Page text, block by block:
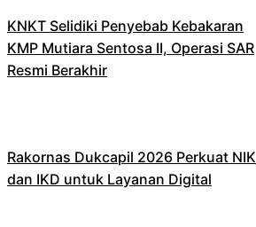
KNKT Selidiki Penyebab Kebakaran
KMP Mutiara Sentosa II, Operasi SAR
Resmi Berakhir
Rakornas Dukcapil 2026 Perkuat NIK
dan IKD untuk Layanan Digital